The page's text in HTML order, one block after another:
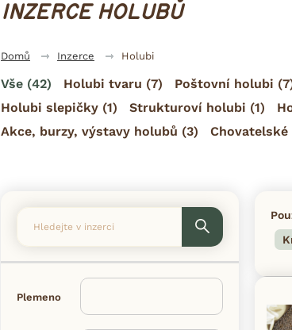
INZERCE HOLUBŮ
Domů Inzerce Holubi
Vše (42) Holubi tvaru (7) Poštovní holubi
Holubi slepičky (1) Strukturoví holubi (1)
Akce, burzy, výstavy holubů (3)
Plemeno